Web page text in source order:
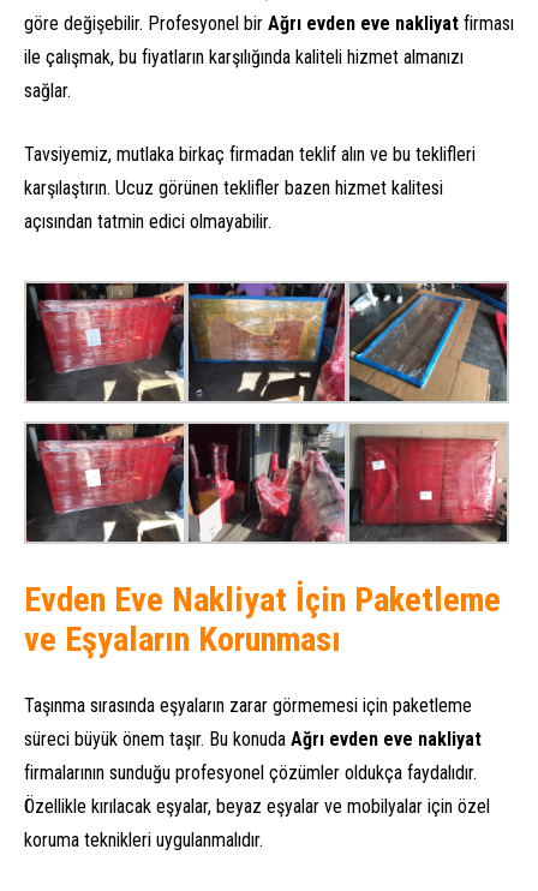
göre değişebilir. Profesyonel bir Ağrı evden eve nakliyat firması
ile çalışmak, bu fiyatların karşılığında kaliteli hizmet almanızı
sağlar.
Tavsiyemiz, mutlaka birkaç firmadan teklif alın ve bu teklifleri
karşılaştırın. Ucuz görünen teklifler bazen hizmet kalitesi
açısından tatmin edici olmayabilir.
Evden Eve Nakliyat İçin Paketleme
ve Eşyaların Korunması
Taşınma sırasında eşyaların zarar görmemesi için paketleme
süreci büyük önem taşır. Bu konuda Ağrı evden eve nakliyat
firmalarının sunduğu profesyonel çözümler oldukça faydalıdır.
Özellikle kırılacak eşyalar, beyaz eşyalar ve mobilyalar için özel
koruma teknikleri uygulanmalıdır.